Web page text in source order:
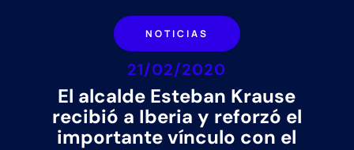
NOTICIAS
21/02/2020
El alcalde Esteban Krause
recibió a Iberia y reforzó el
importante vínculo con el